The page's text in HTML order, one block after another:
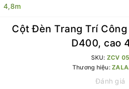
4,8m
Cột Đèn Trang Trí
D400, cao
SKU: ZCV 05
Thương hiệu:
Đánh giá